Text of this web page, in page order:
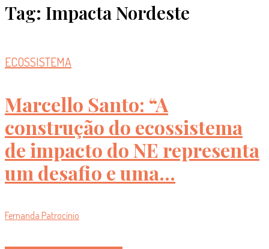
Tag: Impacta Nordeste
ECOSSISTEMA
Marcello Santo: “A
construção do ecossistema
de impacto do NE representa
um desafio e uma...
Fernanda Patrocínio